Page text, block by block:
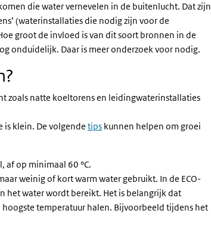
die water vernevelen in de buitenlucht. Dat zijn
(waterinstallaties die nodig zijn voor de
groot de invloed is van dit soort bronnen in de
onduidelijk. Daar is meer onderzoek voor nodig.
zoals natte koeltorens en leidingwaterinstallaties
is klein. De volgende tips kunnen helpen om groei
af op minimaal 60 °C.
weinig of kort warm water gebruikt. In de ECO-
het water wordt bereikt. Het is belangrijk dat
temperatuur halen. Bijvoorbeeld tijdens het